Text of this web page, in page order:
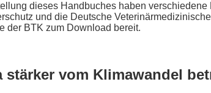
dieses Handbuches haben
und die Deutsche
der BTK zum Download bereit.
stärker vom Klimawandel